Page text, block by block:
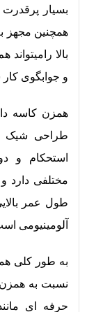
بالا
و جوابگوی
طراحی شیک
استحکام و
طول عمر
آلومینیومی
به طور کلی
نسبت به
حرفه ای